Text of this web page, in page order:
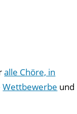
alle Chöre, in
Wettbewerbe und